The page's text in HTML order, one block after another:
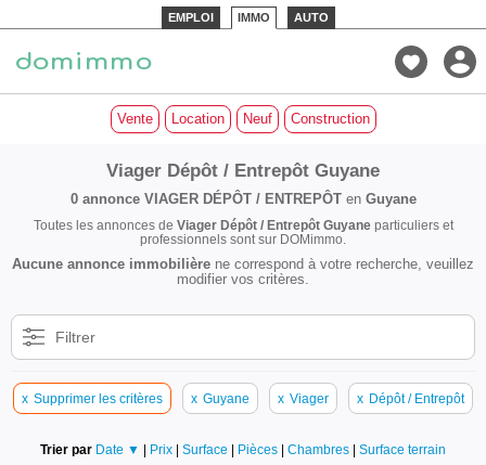
EMPLOI IMMO AUTO
Vente Location Neuf Construction
Viager Dépôt / Entrepôt Guyane
0 annonce VIAGER DÉPÔT / ENTREPÔTen Guyane
Toutes les annonces de Viager Dépôt / Entrepôt Guyaneparticuliers et
professionnels sont sur DOMimmo.
Aucune annonce immobilière ne correspond à votre recherche, veuillez
modifier vos critères.
Filtrer
x Supprimer les critères x Guyane x Viager x Dépôt / Entrepôt
Trier par Date ▼ | Prix | Surface | Pièces | Chambres | Surface terrain